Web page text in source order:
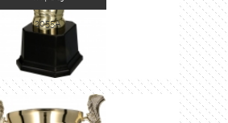
2055A